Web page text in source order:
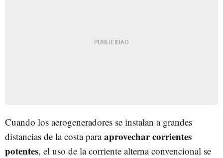
Cuando los aerogeneradores se instalan a grandes
distancias de la costa paraaprovechar corrientes
potentes, el uso de la corriente alterna convencional se